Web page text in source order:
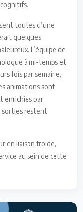
toutes d’une
quelques
L’équipe de
à mi-temps et
fois par semaine,
animations sont
enrichies par
sorties restent
en liaison froide,
au sein de cette